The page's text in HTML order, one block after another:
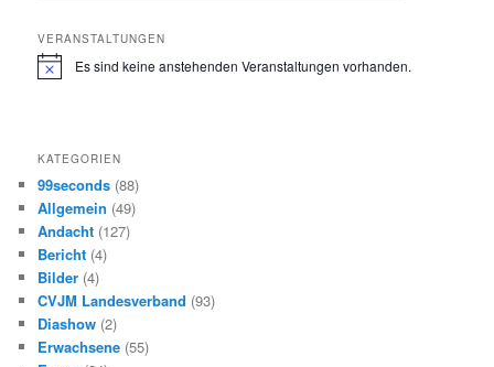
h
e
n
VERANSTALTUNGEN
H
i
s
Es sind keine anstehenden Veranstaltungen vorhanden.
KATEGORIEN
99seconds (88)
Allgemein (49)
Andacht (127)
Bericht (4)
Bilder (4)
CVJM Landesverband (93)
Diashow (2)
Erwachsene (55)